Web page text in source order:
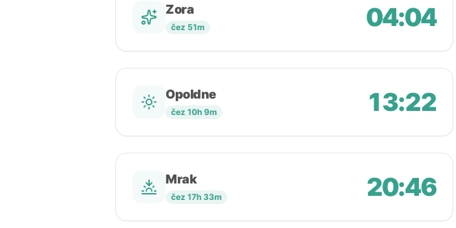
Zora
čez 51m 04:04
Opoldne
čez 10h 9m 13:22
Mrak
čez 17h 33m 20:46